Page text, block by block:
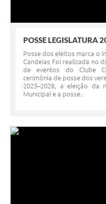
POSSE LEGISLATURA
Posse dos eleitos marca o
Candeias Foi realizada no
de eventos do Clube
cerimônia de posse dos
2025–2028, a eleição da
Municipal e a posse...